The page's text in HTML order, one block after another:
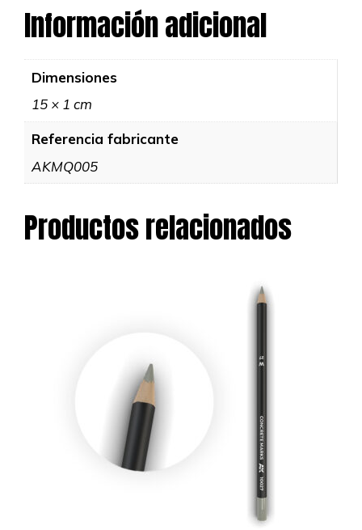
Información adicional
Dimensiones
15 × 1 cm
Referencia fabricante
AKMQ005
Productos relacionados